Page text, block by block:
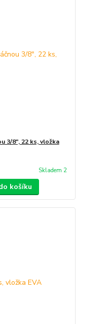
3/8″, 22 ks, vložka
Skladem 2
košíku